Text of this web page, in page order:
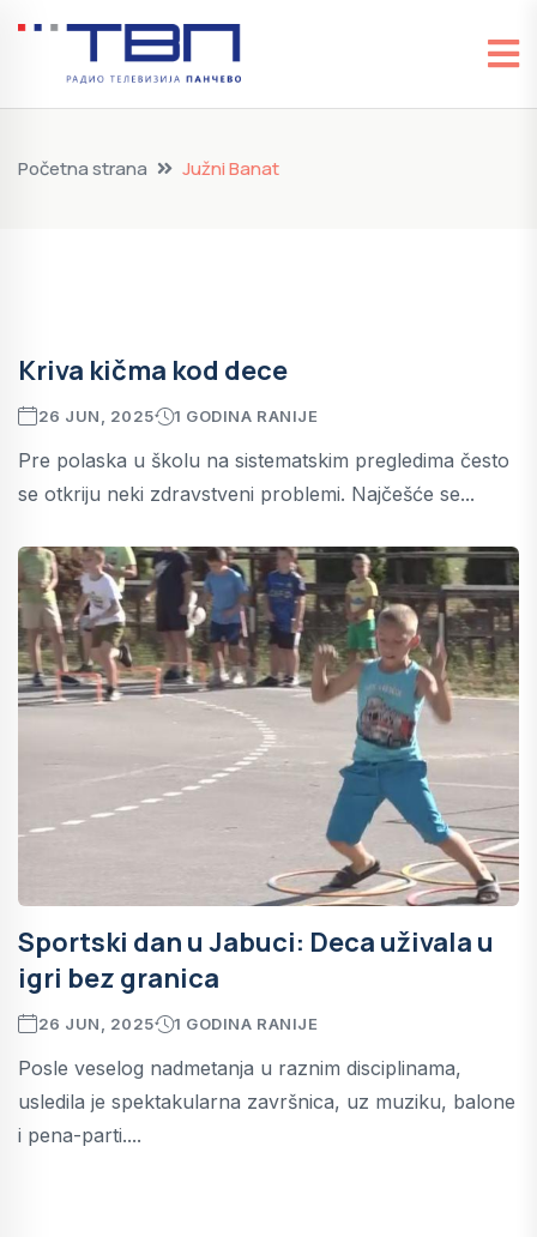
Početna strana Južni Banat
Kriva kičma kod dece
26 JUN, 2025 1 GODINA RANIJE
Pre polaska u školu na sistematskim pregledima često
se otkriju neki zdravstveni problemi. Najčešće se...
Sportski dan u Jabuci: Deca uživala u
igri bez granica
26 JUN, 2025 1 GODINA RANIJE
Posle veselog nadmetanja u raznim disciplinama,
usledila je spektakularna završnica, uz muziku, balone
i pena-parti....